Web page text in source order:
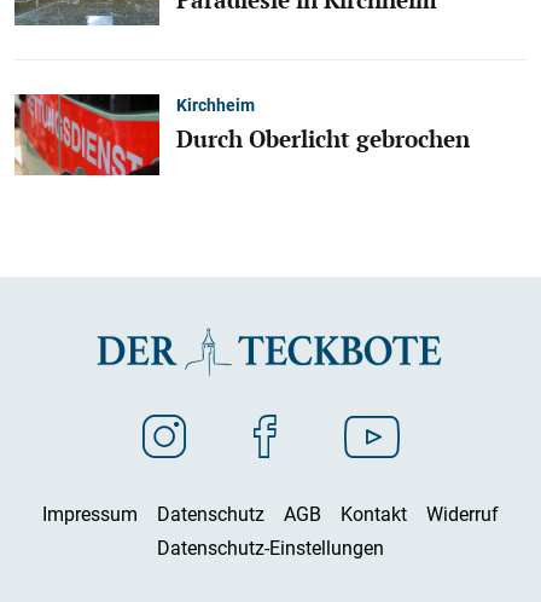
Kirchheim
Durch Oberlicht gebrochen
Impressum Datenschutz AGB Kontakt
Widerruf
Datenschutz-Einstellungen